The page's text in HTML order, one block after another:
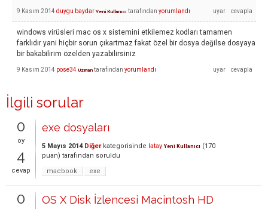
9 Kasım 2014 duygu baydar Yeni Kullanıcı tarafından yorumlandı
windows virüsleri mac os x sistemini etkilemez kodları tamamen
farklıdır yani hiçbir sorun çıkartmaz fakat özel bir dosya değilse dosyaya
bir bakabilirim özelden yazabilirsiniz
9 Kasım 2014 pose34 Uzman tarafından yorumlandı
İlgili sorular
0
oy
4
cevap
exe dosyaları
5 Mayıs 2014 Diğerkategorisinde latay Yeni Kullanıcı (170
puan) tarafından soruldu
macbook
exe
0 OS X Disk İzlencesi Macintosh HD